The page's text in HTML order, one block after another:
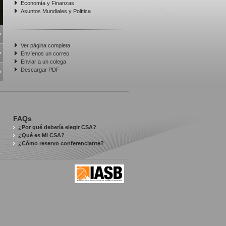
Economía y Finanzas
Asuntos Mundiales y Política
Ver página completa
Envíenos un correo
Enviar a un colega
Descargar PDF
FAQs
¿Por qué debería elegir CSA?
¿Qué es Mi CSA?
¿Cómo reservo conferenciante?